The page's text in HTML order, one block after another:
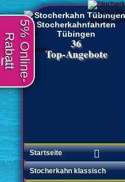
5% Online-
Rabatt 36
Top-Angebote
Startseite
Stocherkahn klassisch